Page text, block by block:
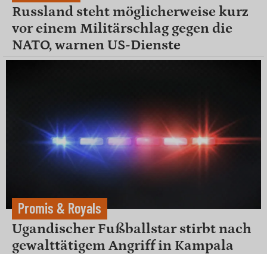
Russland steht möglicherweise kurz
vor einem Militärschlag gegen die
NATO, warnen US-Dienste
Promis & Royals
Ugandischer Fußballstar stirbt nach
gewalttätigem Angriff in Kampala